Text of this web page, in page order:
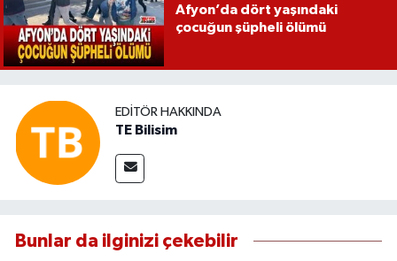
Afyon’da dört yaşındaki
çocuğun şüpheli ölümü
EDITÖR HAKKINDA
TE Bilisim
Bunlar da ilginizi çekebilir